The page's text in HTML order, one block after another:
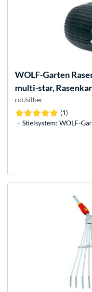
WOLF-Garten
multi-star,
rot/silber
(1)
Stielsystem: WOLF-